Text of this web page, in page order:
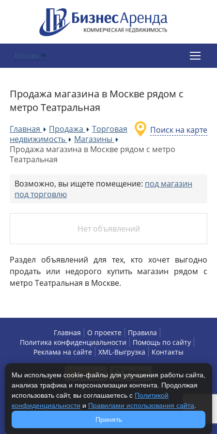
Москва
Продажа магазина в Москве рядом с
метро Театральная
Поиск на карте
Главная »Продажа »
Торговая
недвижимость
»Магазины
Продажа магазина в Москве рядом с метро
Театральная
Возможно, вы ищете помещение: под магазин
под торговлю
Нет объявлений
Раздел объявлений для тех, кто хочет выгодно
продать или недорого купить магазин рядом с
метро Театральная в Москве.
Главная О проекте
Правила
Политика конфиденциальности
Помощь по сайту
Реклама на сайте
XML-Выгрузка Контакты
Copyright © 2013-2026 БизнесАренда - коммерческая
недвижимость, г. Москва. Все права защищены.
Мы используем cookie-файлы для улучшения работы сайта,
анализа трафика и персонализации контента. Продолжая
использовать сайт, вы соглашаетесь с Политикой
конфиденциальности и Правилами использования сайта
Принять